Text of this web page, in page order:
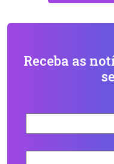
Receba as